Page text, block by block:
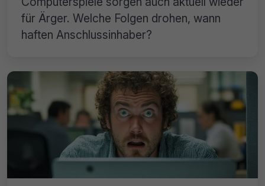
für Ärger. Welche Folgen drohen, wann
haften Anschlussinhaber?